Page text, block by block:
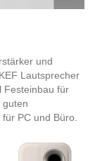
und
Lautsprecher
Festeinbau für
guten
PC und Büro.